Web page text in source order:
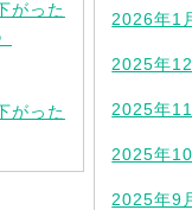
がった
がった
2026年1
2025年12
2025年11
2025年10
2025年9